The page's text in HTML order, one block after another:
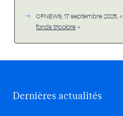
CFNEWS, 17 septembre 2025, «
fonds tricolore »
Dernières actualités